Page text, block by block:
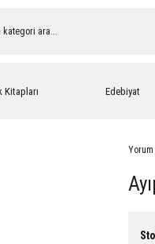
Kitapları Edebiyat